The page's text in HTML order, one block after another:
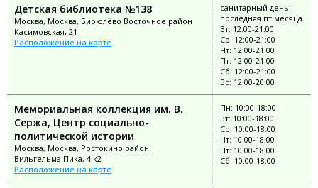
Детская библиотека №138
Москва, Москва, Бирюлёво Восточное район
Касимовская, 21
Расположение на карте
санитарный день:
последняя пт месяца
Вт: 12:00-21:00
Ср: 12:00-21:00
Чт: 12:00-21:00
Пт: 12:00-21:00
Сб: 12:00-21:00
Вс: 12:00-20:00
Мемориальная коллекция им. В.
Сержа, Центр социально-
политической истории
Москва, Москва, Ростокино район
Вильгельма Пика, 4 к2
Расположение на карте
Пн: 10:00-18:00
Вт: 10:00-18:00
Ср: 10:00-18:00
Чт: 10:00-18:00
Пт: 10:00-18:00
Сб: 10:00-18:00